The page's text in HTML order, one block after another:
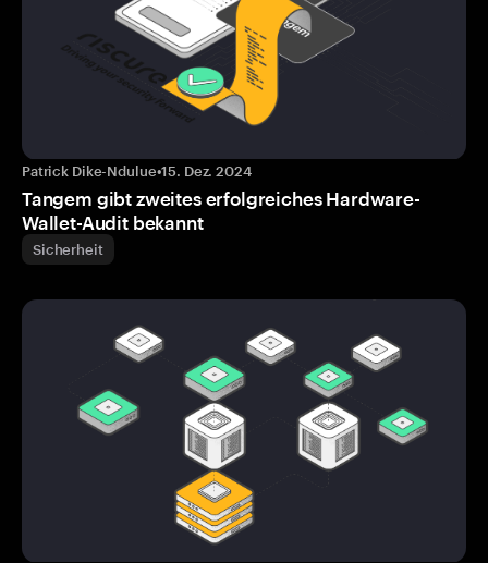
Patrick Dike-Ndulue•15. Dez. 2024
Tangem gibt zweites erfolgreiches Hardware-
Wallet-Audit bekannt
Sicherheit